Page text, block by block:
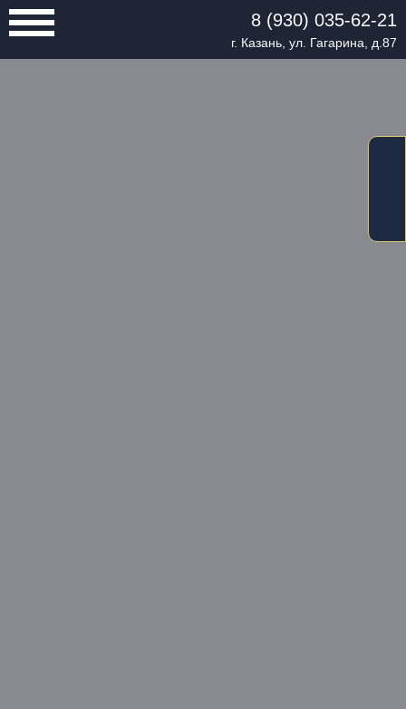
8 (930) 035-62-21
г. Казань, ул. Гагарина, д.87